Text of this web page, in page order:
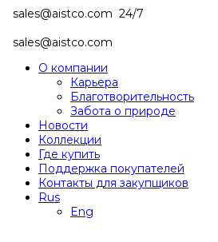
sales@aistco.com 24/7
sales@aistco.com
О компании
Карьера
Благотворительность
Забота о природе
Новости
Коллекции
Где купить
Поддержка покупателей
Контакты для закупщиков
Rus
Eng